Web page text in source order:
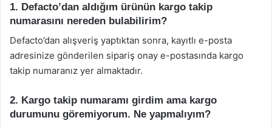
1. Defacto’dan aldığım ürünün kargo takip
numarasını nereden bulabilirim?
Defacto’dan alışveriş yaptıktan sonra, kayıtlı e-posta
adresinize gönderilen sipariş onay e-postasında kargo
takip numaranız yer almaktadır.
2. Kargo takip numaramı girdim ama kargo
durumunu göremiyorum. Ne yapmalıyım?